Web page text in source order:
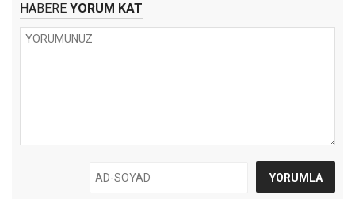
HABERE YORUM KAT